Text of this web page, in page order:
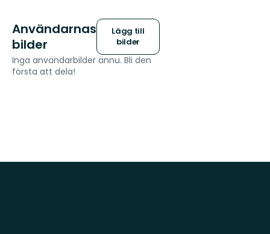
Användarnas
bilder
Lägg till
bilder
Inga användarbilder ännu. Bli den
första att dela!